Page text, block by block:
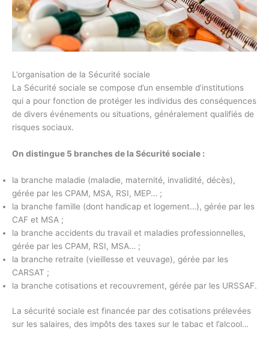
L’organisation de la Sécurité sociale
La Sécurité sociale se compose d’un ensemble d’institutions
qui a pour fonction de protéger les individus des conséquences
de divers événements ou situations, généralement qualifiés de
risques sociaux.
On distingue 5 branches de la Sécurité sociale :
la branche maladie (maladie, maternité, invalidité, décès),
gérée par les CPAM, MSA, RSI, MEP… ;
la branche famille (dont handicap et logement…), gérée par les
CAF et MSA ;
la branche accidents du travail et maladies professionnelles,
gérée par les CPAM, RSI, MSA… ;
la branche retraite (vieillesse et veuvage), gérée par les
CARSAT ;
la branche cotisations et recouvrement, gérée par les URSSAF.
La sécurité sociale est financée par des cotisations prélevées
sur les salaires, des impôts des taxes sur le tabac et l’alcool…